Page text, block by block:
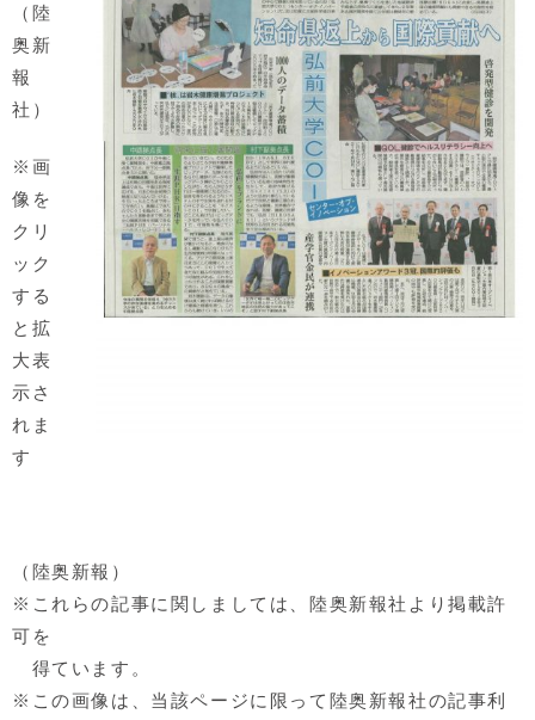
（陸
奥新
報
社）
※画
像を
クリ
ック
する
と拡
大表
示さ
れま
す
（陸奥新報）
※これらの記事に関しましては、陸奥新報社より掲載許
可を
得ています。
※この画像は、当該ページに限って陸奥新報社の記事利